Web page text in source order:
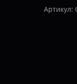
Артикул: